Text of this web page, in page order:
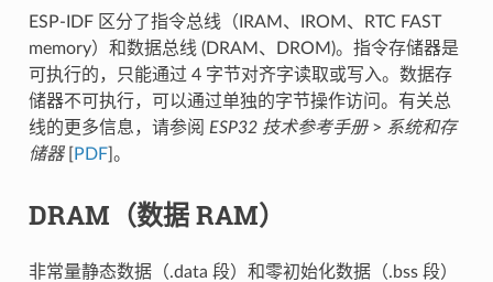
ESP-IDF 区分了指令总线（IRAM、IROM、RTC FAST
memory）和数据总线 (DRAM、DROM)。指令存储器是
可执行的，只能通过 4 字节对齐字读取或写入。数据存
储器不可执行，可以通过单独的字节操作访问。有关总
线的更多信息，请参阅 ESP32 技术参考手册> 系统和存
储器[ PDF]。
DRAM（数据 RAM）
非常量静态数据（.data 段）和零初始化数据（.bss 段）